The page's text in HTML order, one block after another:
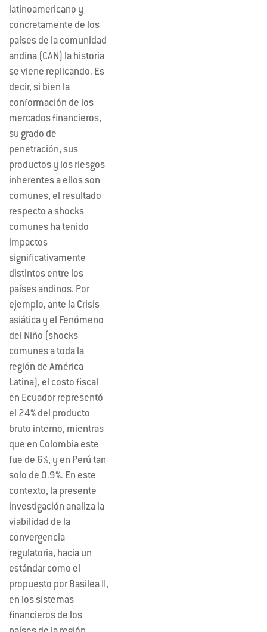
latinoamericano y
concretamente de los
países de la comunidad
andina (CAN) la historia
se viene replicando. Es
decir, si bien la
conformación de los
mercados financieros,
su grado de
penetración, sus
productos y los riesgos
inherentes a ellos son
comunes, el resultado
respecto a shocks
comunes ha tenido
impactos
significativamente
distintos entre los
países andinos. Por
ejemplo, ante la Crisis
asiática y el Fenómeno
del Niño (shocks
comunes a toda la
región de América
Latina), el costo fiscal
en Ecuador representó
el 24% del producto
bruto interno, mientras
que en Colombia este
fue de 6%, y en Perú tan
solo de 0.9%. En este
contexto, la presente
investigación analiza la
viabilidad de la
convergencia
regulatoria, hacia un
estándar como el
propuesto por Basilea II,
en los sistemas
financieros de los